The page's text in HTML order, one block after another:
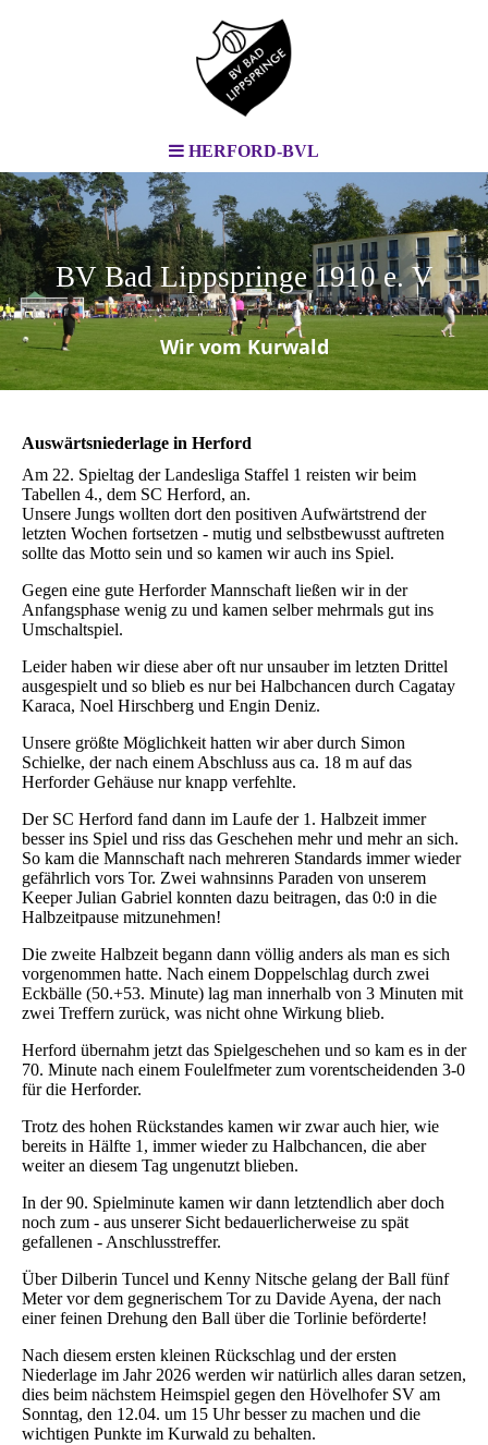
HERFORD-BVL
BV Bad Lippspringe 1910 e. V
.
Wir vom Kurwald
Auswärtsniederlage in Herford
Am 22. Spieltag der Landesliga Staffel 1 reisten wir beim
Tabellen 4., dem SC Herford, an.
Unsere Jungs wollten dort den positiven Aufwärtstrend der
letzten Wochen fortsetzen - mutig und selbstbewusst auftreten
sollte das Motto sein und so kamen wir auch ins Spiel.
Gegen eine gute Herforder Mannschaft ließen wir in der
Anfangsphase wenig zu und kamen selber mehrmals gut ins
Umschaltspiel.
Leider haben wir diese aber oft nur unsauber im letzten Drittel
ausgespielt und so blieb es nur bei Halbchancen durch Cagatay
Karaca, Noel Hirschberg und Engin Deniz.
Unsere größte Möglichkeit hatten wir aber durch Simon
Schielke, der nach einem Abschluss aus ca. 18 m auf das
Herforder Gehäuse nur knapp verfehlte.
Der SC Herford fand dann im Laufe der 1. Halbzeit immer
besser ins Spiel und riss das Geschehen mehr und mehr an sich.
So kam die Mannschaft nach mehreren Standards immer wieder
gefährlich vors Tor. Zwei wahnsinns Paraden von unserem
Keeper Julian Gabriel konnten dazu beitragen, das 0:0 in die
Halbzeitpause mitzunehmen!
Die zweite Halbzeit begann dann völlig anders als man es sich
vorgenommen hatte. Nach einem Doppelschlag durch zwei
Eckbälle (50.+53. Minute) lag man innerhalb von 3 Minuten mit
zwei Treffern zurück, was nicht ohne Wirkung blieb.
Herford übernahm jetzt das Spielgeschehen und so kam es in der
70. Minute nach einem Foulelfmeter zum vorentscheidenden 3-0
für die Herforder.
Trotz des hohen Rückstandes kamen wir zwar auch hier, wie
bereits in Hälfte 1, immer wieder zu Halbchancen, die aber
weiter an diesem Tag ungenutzt blieben.
In der 90. Spielminute kamen wir dann letztendlich aber doch
noch zum - aus unserer Sicht bedauerlicherweise zu spät
gefallenen - Anschlusstreffer.
Über Dilberin Tuncel und Kenny Nitsche gelang der Ball fünf
Meter vor dem gegnerischem Tor zu Davide Ayena, der nach
einer feinen Drehung den Ball über die Torlinie beförderte!
Nach diesem ersten kleinen Rückschlag und der ersten
Niederlage im Jahr 2026 werden wir natürlich alles daran setzen,
dies beim nächstem Heimspiel gegen den Hövelhofer SV am
Sonntag, den 12.04. um 15 Uhr besser zu machen und die
wichtigen Punkte im Kurwald zu behalten.